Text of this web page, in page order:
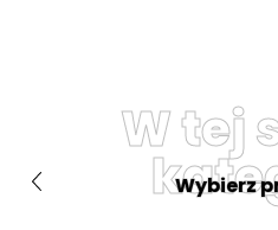
W tej
Wybierz